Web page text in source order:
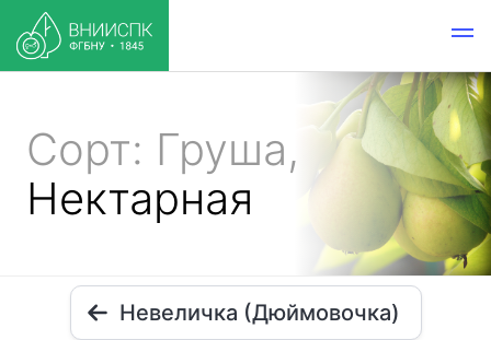
Сорт: Груша,
Нектарная
Невеличка (Дюймовочка)